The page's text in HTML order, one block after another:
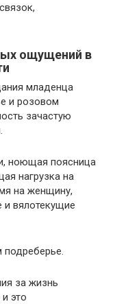
ощущений в
младенца
и розовом
зачастую
ноющая поясница
нагрузка на
на женщину,
и вялотекущие
за жизнь
это